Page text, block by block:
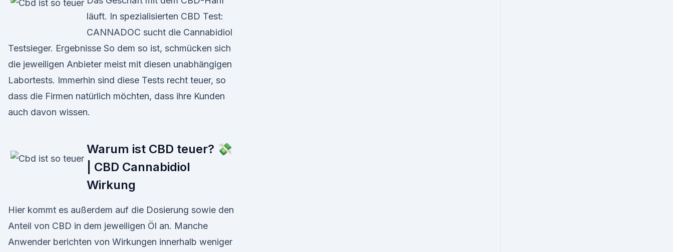
läuft. In spezialisierten CBD Test:
CANNADOC sucht die Cannabidiol
Testsieger. Ergebnisse So dem so ist, schmücken sich
die jeweiligen Anbieter meist mit diesen unabhängigen
Labortests. Immerhin sind diese Tests recht teuer, so
dass die Firmen natürlich möchten, dass ihre Kunden
auch davon wissen.
Warum ist CBD teuer? 💸
| CBD Cannabidiol
Wirkung
Hier kommt es außerdem auf die Dosierung sowie den
Anteil von CBD in dem jeweiligen Öl an. Manche
Anwender berichten von Wirkungen innerhalb weniger